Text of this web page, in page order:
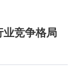
竞争格局